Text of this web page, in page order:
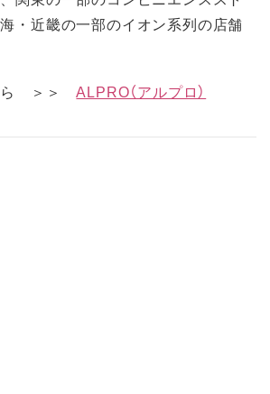
・近畿の一部のイオン系列の店舗
ら ＞＞ALPRO（アルプロ）